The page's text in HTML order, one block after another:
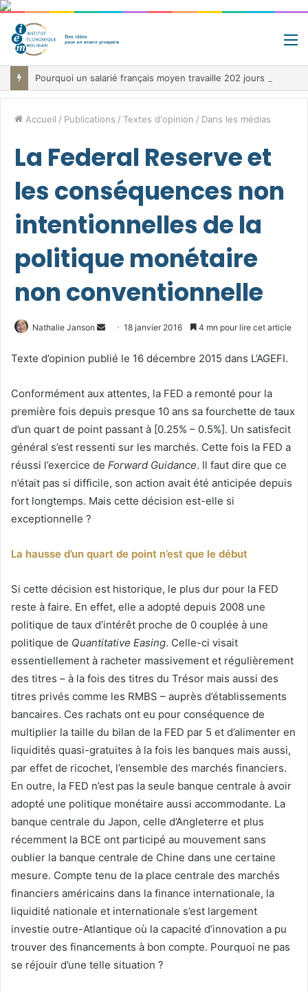
Accueil / Publications / Textes d'opinion / Dans les médias
La Federal Reserve et
les conséquences non
intentionnelles de la
politique monétaire
non conventionnelle
Nathalie Janson
Envoyer
courriel
18 janvier 2016 4 mn pour lire cet article
Texte d’opinion publié le 16 décembre 2015 dans L’AGEFI.
Conformément aux attentes, la FED a remonté pour la
première fois depuis presque 10 ans sa fourchette de taux
d’un quart de point passant à [0.25% – 0.5%]. Un satisfecit
général s’est ressenti sur les marchés. Cette fois la FED a
réussi l’exercice de Forward Guidance. Il faut dire que ce
n’était pas si difficile, son action avait été anticipée depuis
fort longtemps. Mais cette décision est-elle si
exceptionnelle ?
La hausse d’un quart de point n’est que le début
Si cette décision est historique, le plus dur pour la FED
reste à faire. En effet, elle a adopté depuis 2008 une
politique de taux d’intérêt proche de 0 couplée à une
politique de Quantitative Easing. Celle-ci visait
essentiellement à racheter massivement et régulièrement
des titres – à la fois des titres du Trésor mais aussi des
titres privés comme les RMBS – auprès d’établissements
bancaires. Ces rachats ont eu pour conséquence de
multiplier la taille du bilan de la FED par 5 et d’alimenter en
liquidités quasi-gratuites à la fois les banques mais aussi,
par effet de ricochet, l’ensemble des marchés financiers.
En outre, la FED n’est pas la seule banque centrale à avoir
adopté une politique monétaire aussi accommodante. La
banque centrale du Japon, celle d’Angleterre et plus
récemment la BCE ont participé au mouvement sans
oublier la banque centrale de Chine dans une certaine
mesure. Compte tenu de la place centrale des marchés
financiers américains dans la finance internationale, la
liquidité nationale et internationale s’est largement
investie outre-Atlantique où la capacité d’innovation a pu
trouver des financements à bon compte. Pourquoi ne pas
se réjouir d’une telle situation ?